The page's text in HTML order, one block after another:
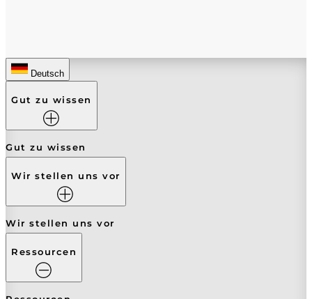
Deutsch
Gut zu wissen
Gut zu wissen
Wir stellen uns vor
Wir stellen uns vor
Ressourcen